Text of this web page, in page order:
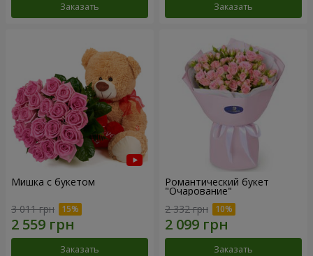
Заказать Заказать
Мишка с букетом
3 011 грн
Заказать
Романтический букет
"Очарование"
2 332 грн
Заказать